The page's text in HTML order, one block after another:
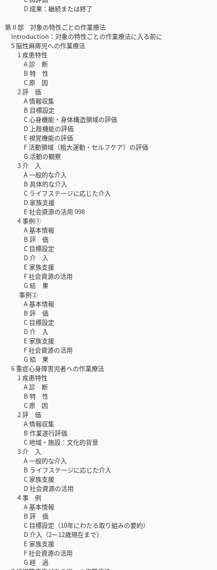
D 成果：継続または終了
第Ⅱ部 対象の特性ごとの作業療法
Introduction：対象の特性ごとの作業療法に入る前に
5 脳性麻痺児への作業療法
1 疾患特性
A 診 断
B 特 性
C 原 因
2 評 価
A 情報収集
B 目標設定
C 心身機能・身体構造領域の評価
D 上肢機能の評価
E 視覚機能の評価
F 活動領域（粗大運動・セルフケア）の評価
G 活動の観察
3 介 入
A 一般的な介入
B 具体的な介入
C ライフステージに応じた介入
D 家族支援
E 社会資源の活用 098
4 事例①
A 基本情報
B 評 価
C 目標設定
D 介 入
E 家族支援
F 社会資源の活用
G 結 果
事例②
A 基本情報
B 評 価
C 目標設定
D 介 入
E 家族支援
F 社会資源の活用
G 結 果
6 重症心身障害児者への作業療法
1 疾患特性
A 診 断
B 特 性
C 原 因
2 評 価
A 情報収集
B 作業遂行評価
C 地域・施設：文化的背景
3 介 入
A 一般的な介入
B ライフステージに応じた介入
C 家族支援
D 社会資源の活用
4 事 例
A 基本情報
B 評 価
C 目標設定（10年にわたる取り組みの要約）
D 介入（2ー12歳現在まで）
E 家族支援
F 社会資源の活用
G 経 過